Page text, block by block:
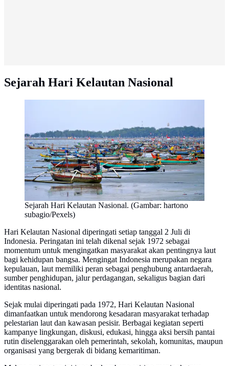
Sejarah Hari Kelautan Nasional
Sejarah Hari Kelautan Nasional. (Gambar: hartono
subagio/Pexels)
Hari Kelautan Nasional diperingati setiap tanggal 2 Juli di
Indonesia. Peringatan ini telah dikenal sejak 1972 sebagai
momentum untuk mengingatkan masyarakat akan pentingnya laut
bagi kehidupan bangsa. Mengingat Indonesia merupakan negara
kepulauan, laut memiliki peran sebagai penghubung antardaerah,
sumber penghidupan, jalur perdagangan, sekaligus bagian dari
identitas nasional.
Sejak mulai diperingati pada 1972, Hari Kelautan Nasional
dimanfaatkan untuk mendorong kesadaran masyarakat terhadap
pelestarian laut dan kawasan pesisir. Berbagai kegiatan seperti
kampanye lingkungan, diskusi, edukasi, hingga aksi bersih pantai
rutin diselenggarakan oleh pemerintah, sekolah, komunitas, maupun
organisasi yang bergerak di bidang kemaritiman.